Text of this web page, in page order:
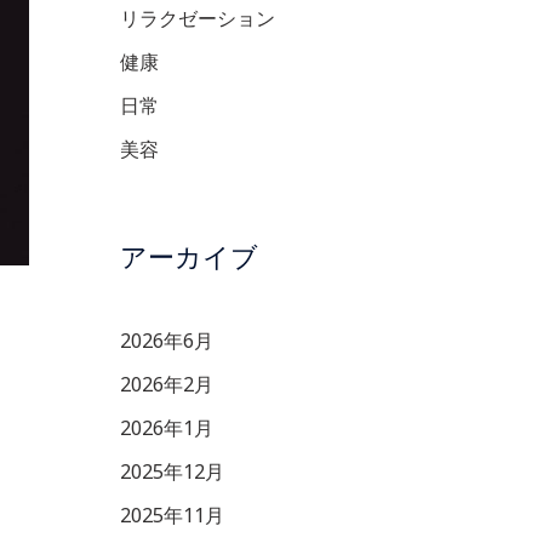
リラクゼーション
健康
日常
美容
アーカイブ
2026年6月
2026年2月
2026年1月
2025年12月
2025年11月